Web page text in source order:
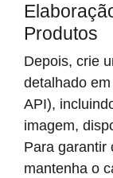
Produtos
Depois, crie
detalhado
API),
imagem,
Para garantir
mantenha o